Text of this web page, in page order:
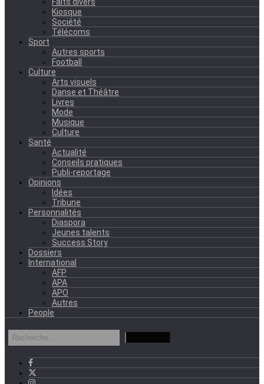
Kiosque
Société
Télécoms
Sport
Autres sports
Football
Culture
Arts visuels
Danse et Théâtre
Livres
Mode
Musique
Culture
Santé
Actualité
Conseils pratiques
Publi-reportage
Opinions
Idées
Tribune
Personnalités
Diaspora
Jeunes talents
Success Story
Dossiers
International
AFP
APA
APO
Autres
People